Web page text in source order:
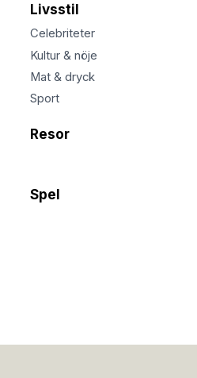
Livsstil
Celebriteter
Kultur & nöje
Mat & dryck
Sport
Resor
Spel